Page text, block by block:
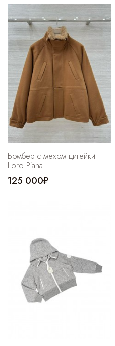
Бомбер с мехом цигейки
Loro Piana
125 000₽